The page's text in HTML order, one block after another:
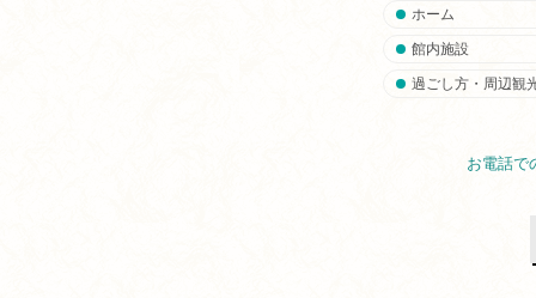
ホーム
館内施設
過ごし方・周辺観
お電話で